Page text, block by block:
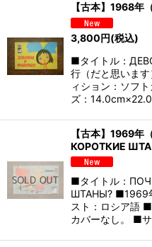
【古本】1968
3,800円(税込)
■タイトル：
行（だと思いま
ィション：ソフ
ズ：
【古本】1969
КОРОТКИЕ
■タイトル：
ШТАНЫ? ■1969
スト：ロシア語
カバーなし。 ■